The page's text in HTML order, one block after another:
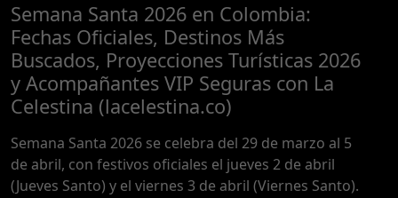
Semana Santa 2026 en Colombia:
Fechas Oficiales, Destinos Más
Buscados, Proyecciones Turísticas 2026
y Acompañantes VIP Seguras con La
Celestina (lacelestina.co)
Semana Santa 2026 se celebra del 29 de marzo al 5
de abril, con festivos oficiales el jueves 2 de abril
(Jueves Santo) y el viernes 3 de abril (Viernes Santo).